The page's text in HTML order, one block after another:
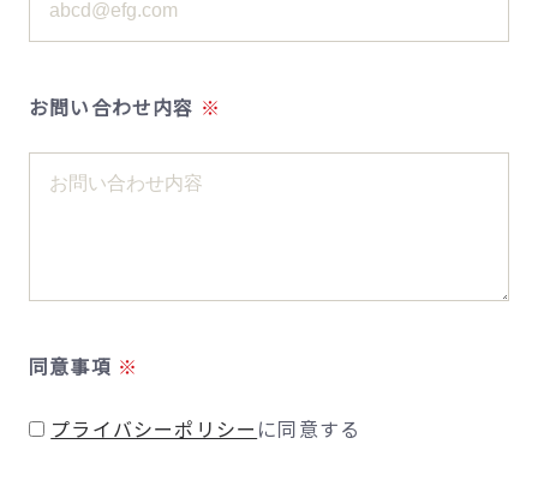
お問い合わせ内容
同意事項
プライバシーポリシー に同意する